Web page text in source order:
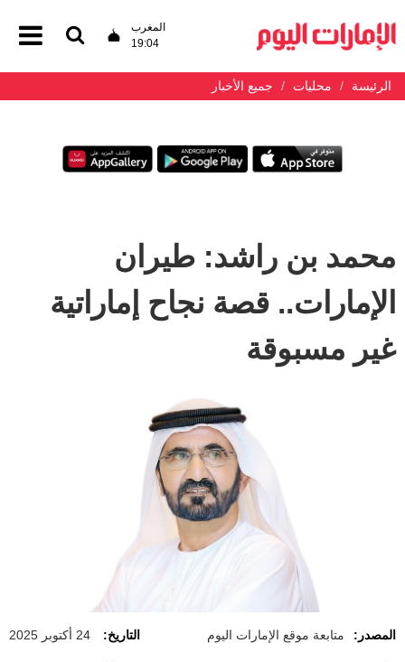
المغرب
19:04
الرئيسة محليات جميع الأخبار
محمد بن راشد: طيران
الإمارات.. قصة نجاح إماراتية
غير مسبوقة
المصدر: متابعة موقع الإمارات اليوم التاريخ: 24 أكتوبر 2025